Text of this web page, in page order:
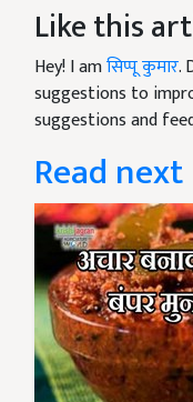
Like this
Hey! I amसिप्पू कुमार.
suggestions to
suggestions and
Read next